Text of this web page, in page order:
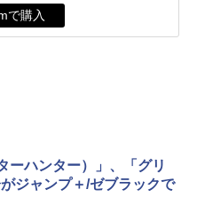
で購入
ーハンター）」、「グリ
ジャンプ＋/ゼブラックで